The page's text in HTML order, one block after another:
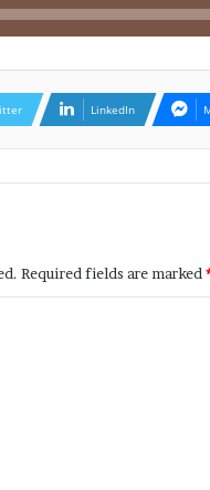
LinkedIn
Required fields are marked